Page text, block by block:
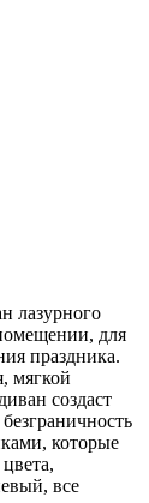
лазурного
для
праздника.
мягкой
создаст
которые
все